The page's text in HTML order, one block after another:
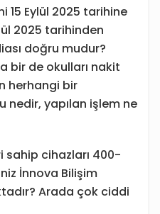
Eylül 2025 tarihine
2025 tarihinden
doğru mudur?
bir de okulları nakit
herhangi bir
nedir, yapılan işlem ne
sahip cihazları 400-
İnnova Bilişim
Arada çok ciddi